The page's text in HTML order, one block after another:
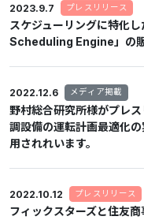
2023.9.7 プレスリリース
スケジューリングに特化
Scheduling Engine」の
2022.12.6 メディア掲載
野村総合研究所様がプレ
調設備の運転計画最適化
用されれいます。
2022.10.12 プレスリリース
フィックスターズと住友